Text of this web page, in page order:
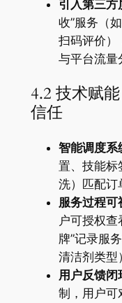
引入第三方
收”服务（
扫码评价）
与平台流量
4.2 技术赋
信任
智能调度系
置、技能标
洗）匹配订
服务过程可
户可授权查
牌”记录服
清洁剂类型
用户反馈闭
制，用户可